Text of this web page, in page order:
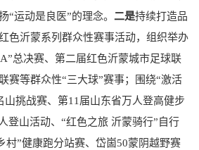
“运动是良医”的理念。二是持续打造品
色沂蒙系列群众性赛事活动，组织举办
总决赛、第二届红色沂蒙城市足球联
赛等群众性“三大球”赛事；围绕“激活
山挑战赛、第11届山东省万人登高健步
登山活动、“红色之旅 沂蒙骑行”自行
村”健康跑分站赛、岱崮50蒙阴越野赛